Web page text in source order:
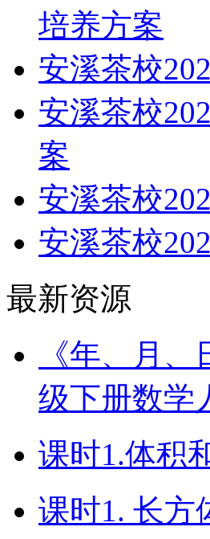
培养方案
安溪茶校
安溪茶校
案
安溪茶校
安溪茶校
最新资源
《年、月
级下册数学
课时1.体积
课时1. 长方